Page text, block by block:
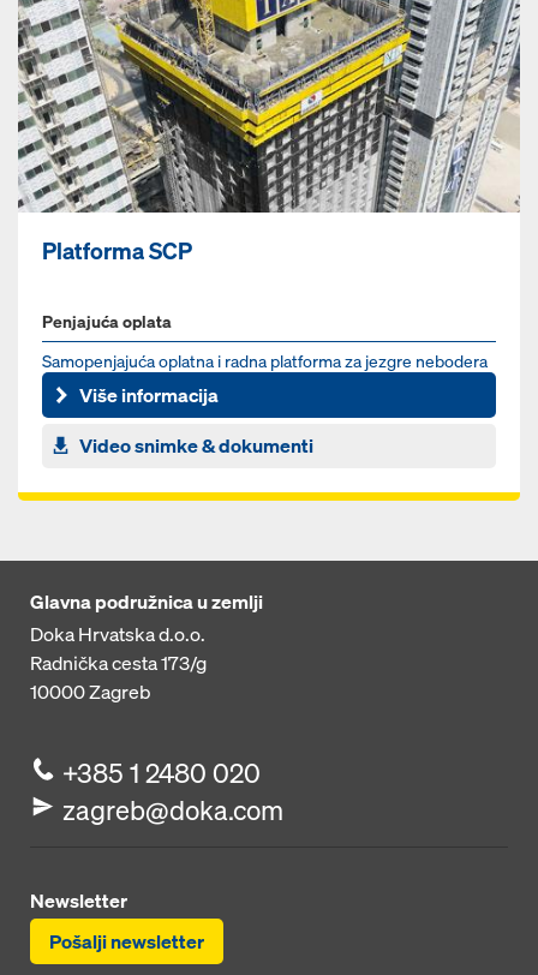
Platforma SCP
Penjajuća oplata
Samopenjajuća oplatna i radna platforma za jezgre nebodera
Više informacija
Video snimke & dokumenti
Glavna podružnica u zemlji
Doka Hrvatska d.o.o.
Radnička cesta 173/g
10000Zagreb
+385 1 2480 020
zagreb@doka.com
Newsletter
Pošalji newsletter